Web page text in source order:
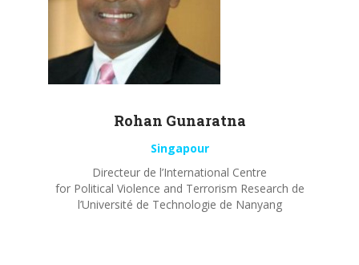
Rohan Gunaratna
Singapour
Directeur de l’International Centre
for Political Violence and Terrorism Research de
l’Université de Technologie de Nanyang